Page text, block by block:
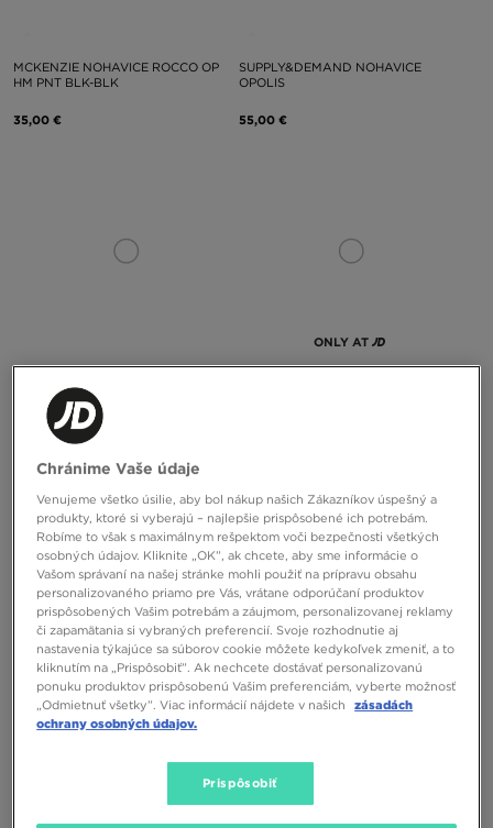
MCKENZIE NOHAVICE ROCCO OP
HM PNT BLK-BLK
35,00 €
SUPPLY&DEMAND NOHAVICE
OPOLIS
55,00 €
REEBOK NOHAVICE WITHERS
60,00 €
ONLY AT
ONLY AT ONLY AT
TAPE
Chránime Vaše údaje
Venujeme všetko úsilie, aby bol nákup našich Zákazníkov úspešný a
produkty, ktoré si vyberajú – najlepšie prispôsobené ich potrebám.
Robíme to však s maximálnym rešpektom voči bezpečnosti všetkých
osobných údajov. Kliknite „OK”, ak chcete, aby sme informácie o
Vašom správaní na našej stránke mohli použiť na prípravu obsahu
personalizovaného priamo pre Vás, vrátane odporúčaní produktov
prispôsobených Vašim potrebám a záujmom, personalizovanej reklamy
či zapamätania si vybraných preferencií. Svoje rozhodnutie aj
nastavenia týkajúce sa súborov cookie môžete kedykoľvek zmeniť, a to
kliknutím na „Prispôsobiť”. Ak nechcete dostávať personalizovanú
ponuku produktov prispôsobenú Vašim preferenciám, vyberte možnosť
„Odmietnuť všetky”. Viac informácií nájdete v našich
zásadách
ochrany osobných údajov.
Prispôsobiť